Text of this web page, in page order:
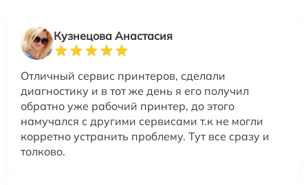
Кузнецова Анастасия
Отличный сервис принтеров, сделали
диагностику и в тот же день я его получил
обратно уже рабочий принтер, до этого
намучался с другими сервисами т.к не могли
корретно устранить проблему. Тут все сразу и
толково.